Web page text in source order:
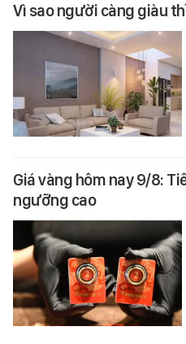
Vì sao người càng giàu
Giá vàng hôm nay 9/8:
ngưỡng cao